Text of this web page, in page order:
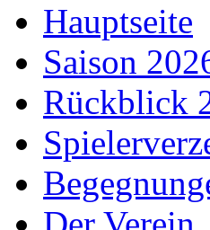
Hauptseite
Saison
Rückblick